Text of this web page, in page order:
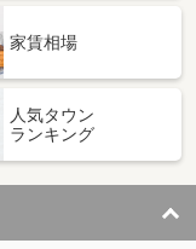
家賃相場
人気タウン
ランキング